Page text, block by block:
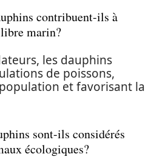
contribuent-ils à
marin?
les dauphins
de poissons,
et favorisant la
sont-ils considérés
écologiques?